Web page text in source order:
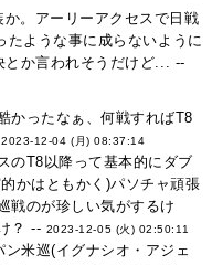
。アーリーアクセスで日戦
たような事に成らないように
とか言われそうだけど... --
かったなぁ、何戦すればT8
2023-12-04 (月) 08:37:14
のT8以降って基本的にダブ
かはともかく)パソチャ頑張
戦のが珍しい気がするけ
？ -- 2023-12-05 (火) 02:50:11
米巡(イグナシオ・アジェ